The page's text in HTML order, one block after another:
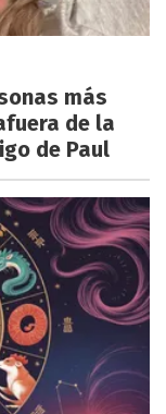
más
de la
de Paul